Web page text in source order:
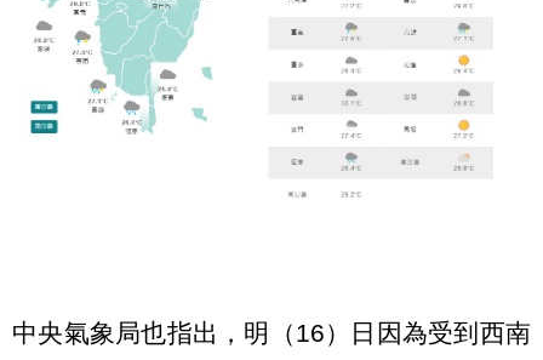
中央氣象局也指出，明（16）日因為受到西南